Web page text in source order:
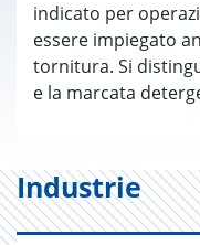
indicato per
essere impiegato
tornitura. Si
e la marcata
Industrie